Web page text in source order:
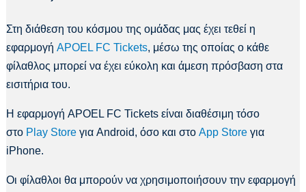
Στη διάθεση του κόσμου της ομάδας μας έχει τεθεί η
εφαρμογή APOEL FC Tickets, μέσω της οποίας ο κάθε
φίλαθλος μπορεί να έχει εύκολη και άμεση πρόσβαση στα
εισιτήρια του.
Η εφαρμογή APOEL FC Tickets είναι διαθέσιμη τόσο
στο Play Storeγια Android, όσο και στο App Storeγια
iPhone.
Οι φίλαθλοι θα μπορούν να χρησιμοποιήσουν την εφαρμογή